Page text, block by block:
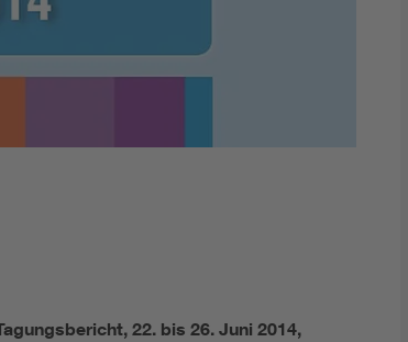
energies
Smart Grid
22. bis 26. Juni 2014,